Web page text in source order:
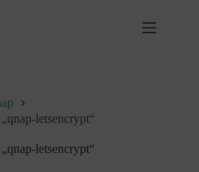
letsencrypt“
letsencrypt“